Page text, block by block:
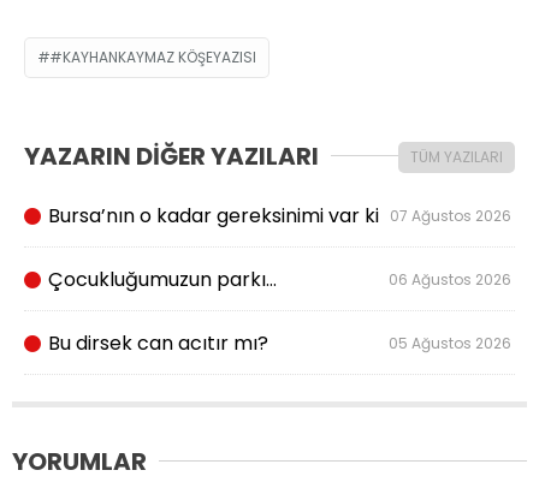
#KAYHANKAYMAZ KÖŞEYAZISI
YAZARIN DİĞER YAZILARI TÜM YAZILARI
Bursa’nın o kadar gereksinimi var ki 07 Ağustos 2026
Çocukluğumuzun parkı… 06 Ağustos 2026
Bu dirsek can acıtır mı? 05 Ağustos 2026
YORUMLAR